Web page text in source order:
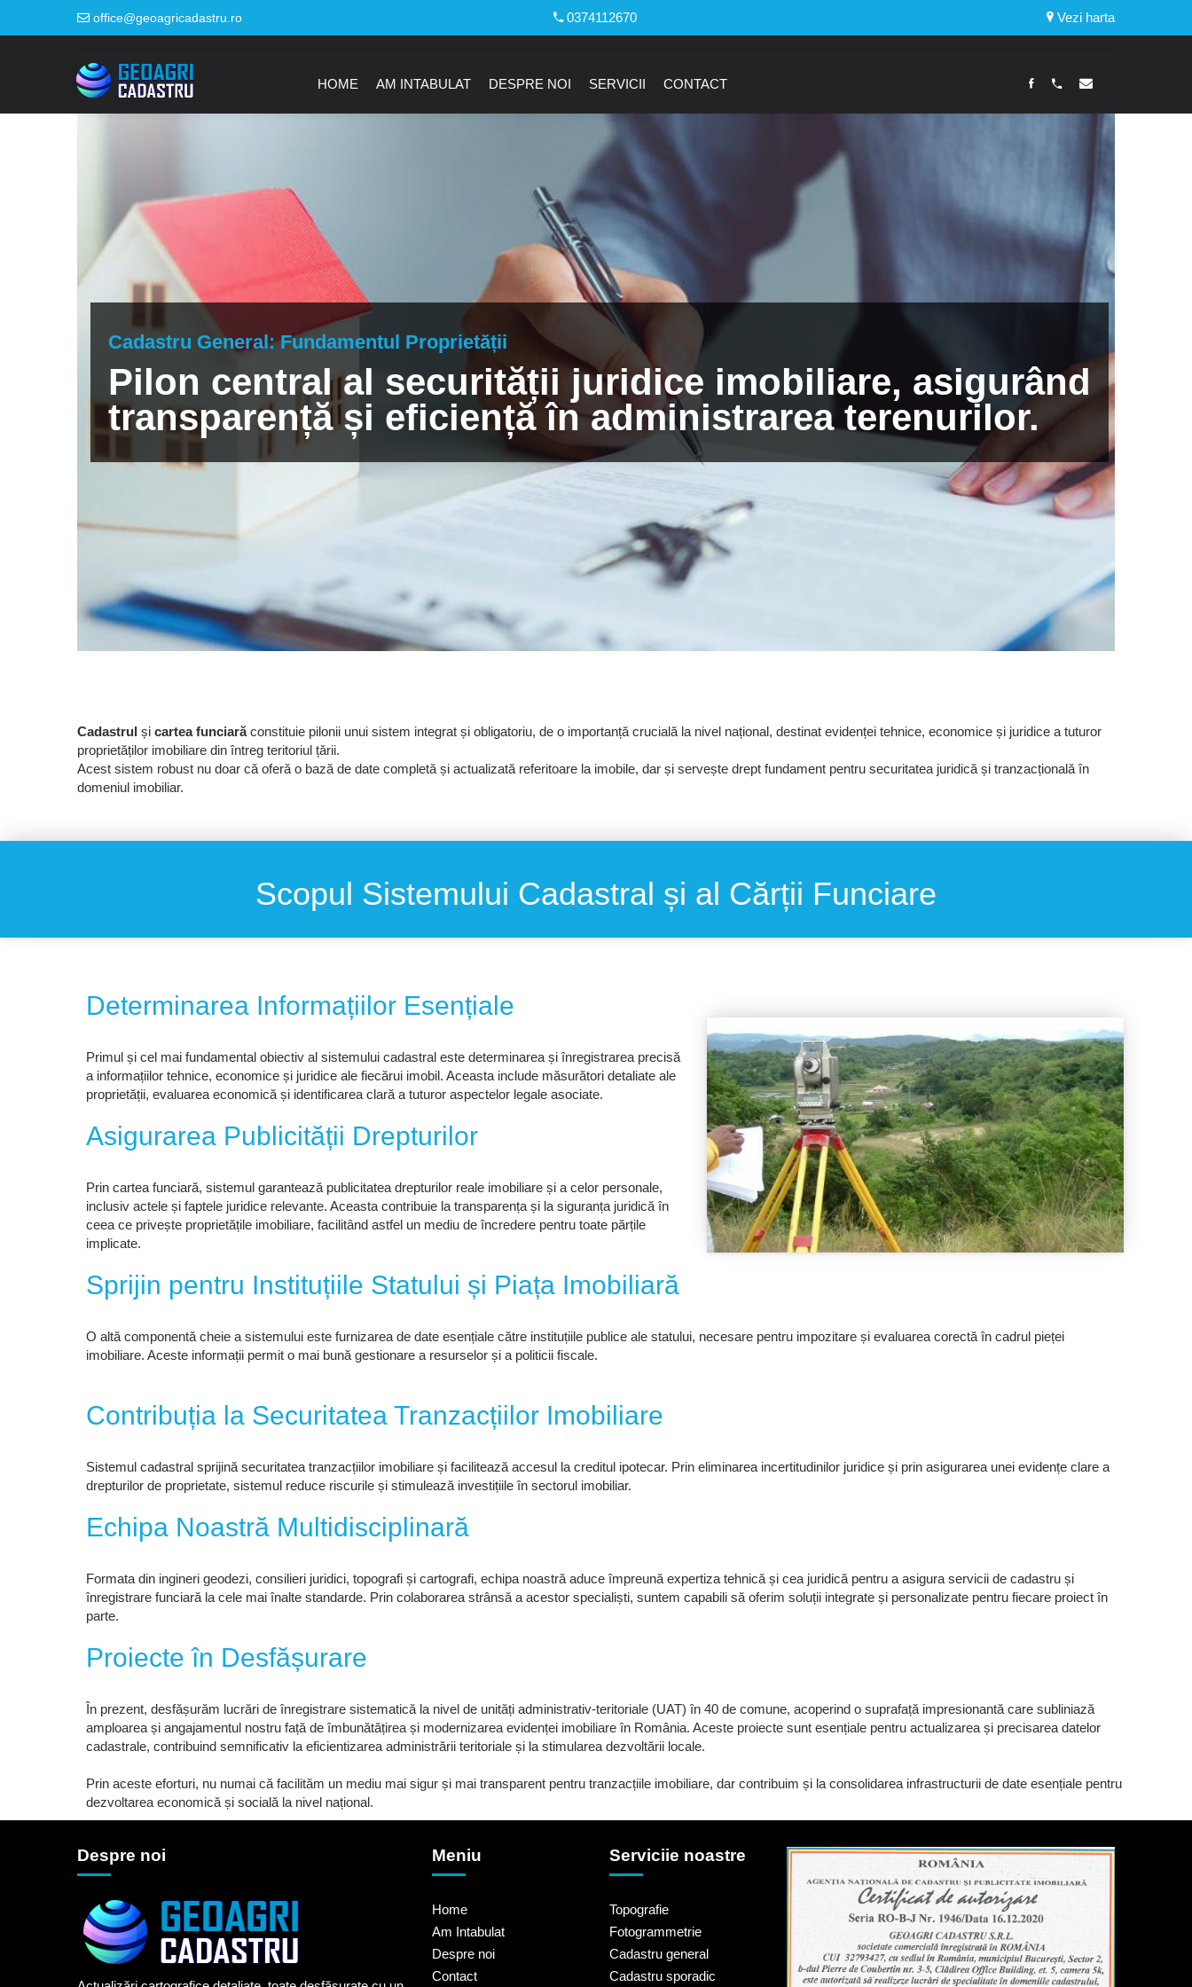
office@geoagricadastru.ro 0374112670 Vezi harta
HOME AM INTABULAT DESPRE NOI SERVICII CONTACT
Cadastru General: Fundamentul Proprietății
Pilon central al securității juridice imobiliare, asigurând
transparență și eficiență în administrarea terenurilor.
Cadastrul și cartea funciarăconstituie pilonii unui sistem integrat și obligatoriu, de o importanță crucială la nivel național, destinat evidenței tehnice, economice și juridice a tuturor
proprietăților imobiliare din întreg teritoriul țării.
Acest sistem robust nu doar că oferă o bază de date completă și actualizată referitoare la imobile, dar și servește drept fundament pentru securitatea juridică și tranzacțională în
domeniul imobiliar.
Scopul Sistemului Cadastral și al Cărții Funciare
Determinarea Informațiilor Esențiale
Primul și cel mai fundamental obiectiv al sistemului cadastral este determinarea și înregistrarea precisă
a informațiilor tehnice, economice și juridice ale fiecărui imobil. Aceasta include măsurători detaliate ale
proprietății, evaluarea economică și identificarea clară a tuturor aspectelor legale asociate.
Asigurarea Publicității Drepturilor
Prin cartea funciară, sistemul garantează publicitatea drepturilor reale imobiliare și a celor personale,
inclusiv actele și faptele juridice relevante. Aceasta contribuie la transparența și la siguranța juridică în
ceea ce privește proprietățile imobiliare, facilitând astfel un mediu de încredere pentru toate părțile
implicate.
Sprijin pentru Instituțiile Statului și Piața Imobiliară
O altă componentă cheie a sistemului este furnizarea de date esențiale către instituțiile publice ale statului, necesare pentru impozitare și evaluarea corectă în cadrul pieței
imobiliare. Aceste informații permit o mai bună gestionare a resurselor și a politicii fiscale.
Contribuția la Securitatea Tranzacțiilor Imobiliare
Sistemul cadastral sprijină securitatea tranzacțiilor imobiliare și facilitează accesul la creditul ipotecar. Prin eliminarea incertitudinilor juridice și prin asigurarea unei evidențe clare a
drepturilor de proprietate, sistemul reduce riscurile și stimulează investițiile în sectorul imobiliar.
Echipa Noastră Multidisciplinară
Formata din ingineri geodezi, consilieri juridici, topografi și cartografi, echipa noastră aduce împreună expertiza tehnică și cea juridică pentru a asigura servicii de cadastru și
înregistrare funciară la cele mai înalte standarde. Prin colaborarea strânsă a acestor specialiști, suntem capabili să oferim soluții integrate și personalizate pentru fiecare proiect în
parte.
Proiecte în Desfășurare
În prezent, desfășurăm lucrări de înregistrare sistematică la nivel de unități administrativ-teritoriale (UAT) în 40 de comune, acoperind o suprafață impresionantă care subliniază
amploarea și angajamentul nostru față de îmbunătățirea și modernizarea evidenței imobiliare în România. Aceste proiecte sunt esențiale pentru actualizarea și precisarea datelor
cadastrale, contribuind semnificativ la eficientizarea administrării teritoriale și la stimularea dezvoltării locale.
Prin aceste eforturi, nu numai că facilităm un mediu mai sigur și mai transparent pentru tranzacțiile imobiliare, dar contribuim și la consolidarea infrastructurii de date esențiale pentru
dezvoltarea economică și socială la nivel național.
Despre noi Meniu
Home
Am Intabulat
Despre noi
Contact
Serviciie noastre
Topografie
Fotogrammetrie
Cadastru general
Cadastru sporadic